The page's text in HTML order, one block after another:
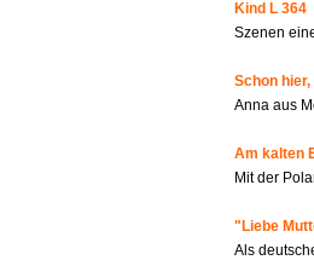
Kind L 364
Szenen
Schon
Anna aus
Am kalten
Mit der
"Liebe
Als